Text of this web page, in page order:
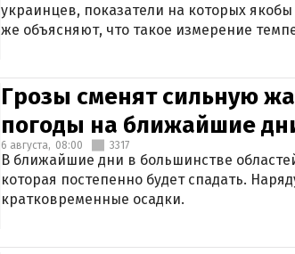
украинцев, показатели на которых
же объясняют, что такое измерение
Грозы сменят сильную
погоды на ближайшие
6 августа, 08:00 3317
В ближайшие дни в большинстве
которая постепенно будет спадать.
кратковременные осадки.